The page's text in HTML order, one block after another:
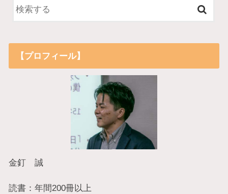
【プロフィール】
金釘 誠
読書：年間200冊以上